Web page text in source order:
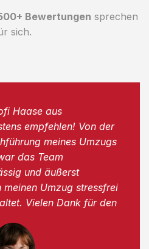
Bewertungen sprechen
sich.
Haase aus
empfehlen! Von der
meines Umzugs
das Team
und äußerst
Umzug stressfrei
Vielen Dank für den